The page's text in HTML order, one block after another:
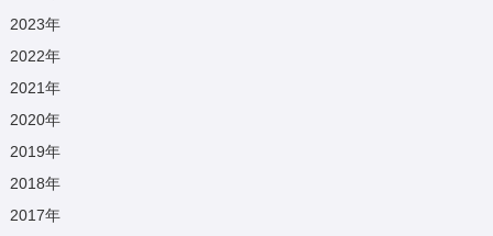
2023年
2022年
2021年
2020年
2019年
2018年
2017年